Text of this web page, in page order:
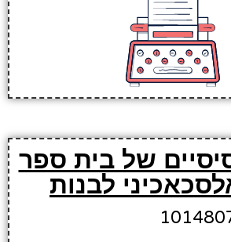
של בית ספר
לבנות